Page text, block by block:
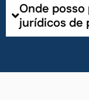
Onde
jurídicos de